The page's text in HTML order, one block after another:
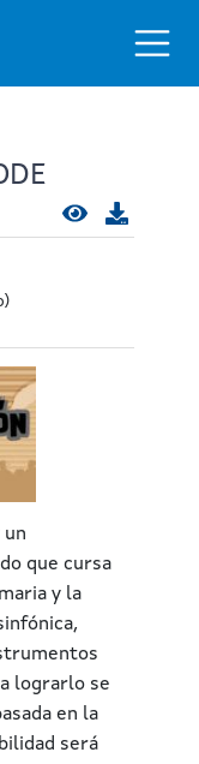
un
que cursa
y la
lograrlo se
en la
será